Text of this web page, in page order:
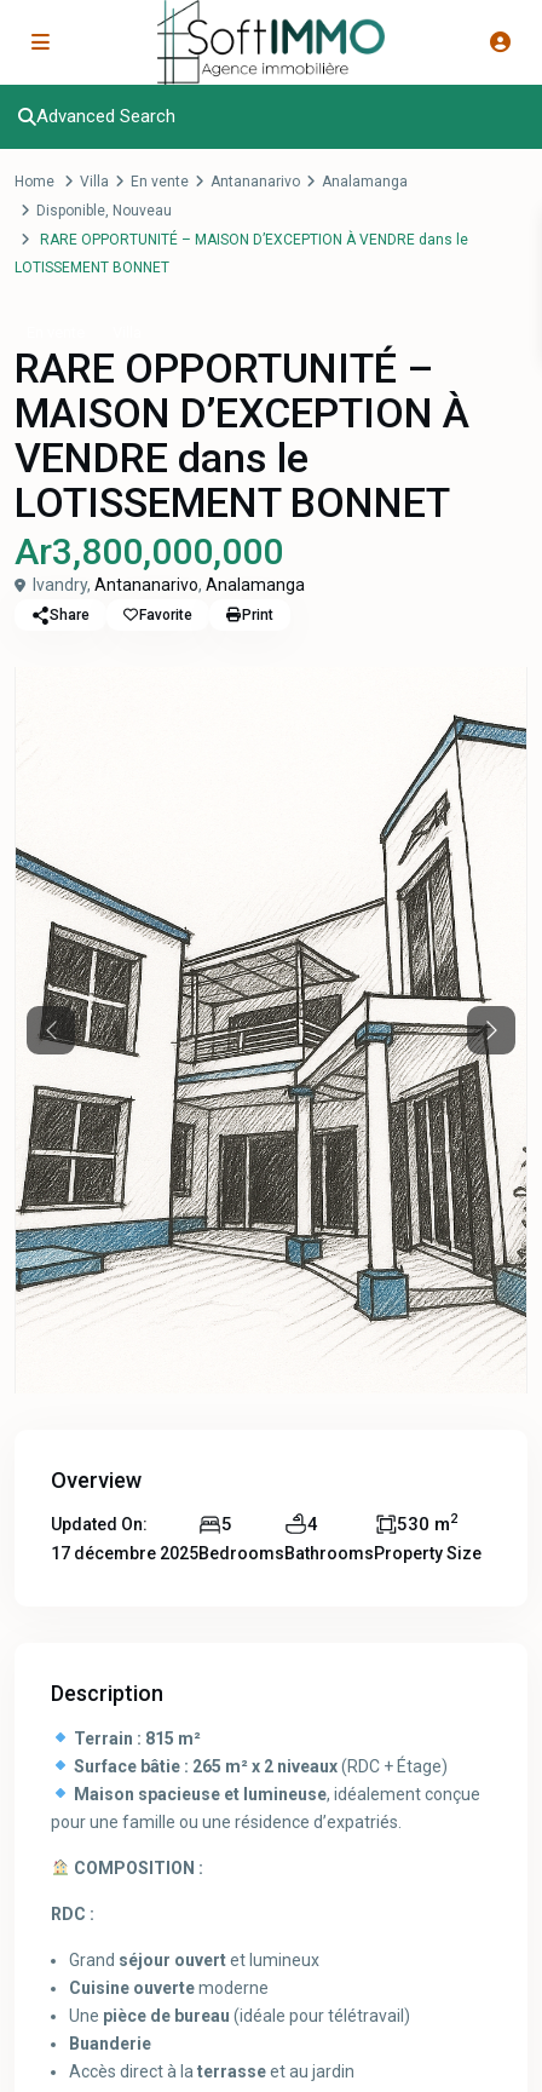
Advanced Search
Home Villa En vente Antananarivo
Analamanga
Disponible, Nouveau
RARE OPPORTUNITÉ – MAISON D’EXCEPTION À VENDRE dans le
LOTISSEMENT BONNET
RARE OPPORTUNITÉ –
MAISON D’EXCEPTION À
VENDRE dans le
LOTISSEMENT BONNET
Ar3,800,000,000
Ivandry, Antananarivo, Analamanga
Share Favorite Print
Previous Next
Overview
Updated On:
17 décembre 2025
5
Bedrooms
4
Bathrooms
530 m2
Property Size
Description
Terrain : 815 m²
Surface bâtie : 265 m² x 2 niveaux(RDC + Étage)
Maison spacieuse et lumineuse, idéalement conçue
pour une famille ou une résidence d’expatriés.
COMPOSITION :
RDC :
Grand séjour ouvertet lumineux
Cuisine ouvertemoderne
Une pièce de bureau (idéale pour télétravail)
Buanderie
Accès direct à la terrasseet au jardin